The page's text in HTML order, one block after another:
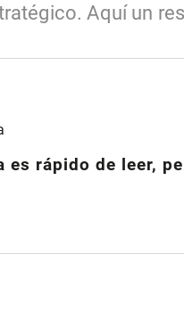
Aquí un
es rápido de leer,